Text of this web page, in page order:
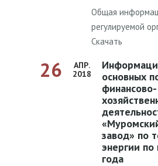
Общая
регулируемой
Скачать
26
АПР.
2018
Информация об
основных
финансово-
завод» по
энергии по
года